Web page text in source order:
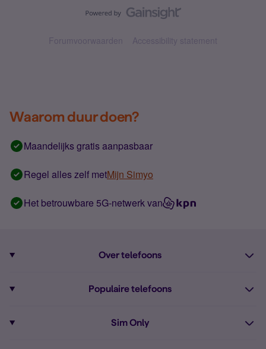
Forumvoorwaarden Accessibility statement
Waarom duur doen?
Maandelijks gratis aanpasbaar
Regel alles zelf metMijn Simyo
Het betrouwbare 5G-netwerk van
Over telefoons
Alle telefoons
Populaire telefoons
Sim Only